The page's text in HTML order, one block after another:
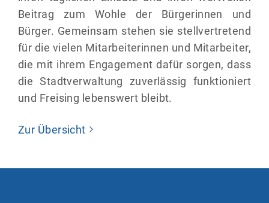
Beitrag zum Wohle der Bürgerinnen und
Bürger. Gemeinsam stehen sie stellvertretend
für die vielen Mitarbeiterinnen und Mitarbeiter,
die mit ihrem Engagement dafür sorgen, dass
die Stadtverwaltung zuverlässig funktioniert
und Freising lebenswert bleibt.
Zur Übersicht